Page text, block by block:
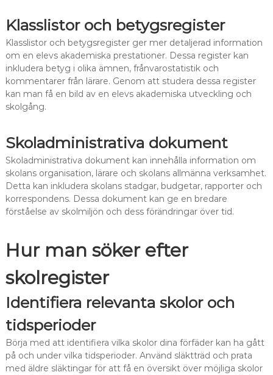
Klasslistor och betygsregister
Klasslistor och betygsregister ger mer detaljerad information
om en elevs akademiska prestationer. Dessa register kan
inkludera betyg i olika ämnen, frånvarostatistik och
kommentarer från lärare. Genom att studera dessa register
kan man få en bild av en elevs akademiska utveckling och
skolgång.
Skoladministrativa dokument
Skoladministrativa dokument kan innehålla information om
skolans organisation, lärare och skolans allmänna verksamhet.
Detta kan inkludera skolans stadgar, budgetar, rapporter och
korrespondens. Dessa dokument kan ge en bredare
förståelse av skolmiljön och dess förändringar över tid.
Hur man söker efter
skolregister
Identifiera relevanta skolor och
tidsperioder
Börja med att identifiera vilka skolor dina förfäder kan ha gått
på och under vilka tidsperioder. Använd släktträd och prata
med äldre släktingar för att få en översikt över möjliga skolor